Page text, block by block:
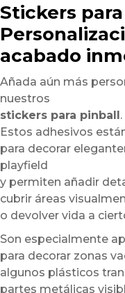
Stickers
acabado
Añada aún más
nuestros
stickers para pinball.
Estos adhesivos
para decorar
playfield
y permiten añadir
cubrir áreas
o devolver vida a
Son especialmente
para decorar zonas
algunos plásticos
partes metálicas